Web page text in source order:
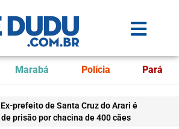
Marabá Polícia Pará
Ex-prefeito de Santa Cruz do Arari é
prisão por chacina de 400 cães